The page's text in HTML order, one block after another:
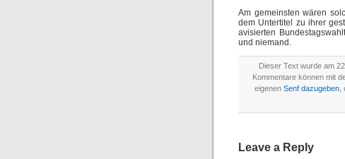
Am gemeinsten wären
dem Untertitel zu ihrer
avisierten
und niemand.
Dieser Text wurde am
Kommentare können mit
eigenen Senf dazugeben,
Leave a Reply